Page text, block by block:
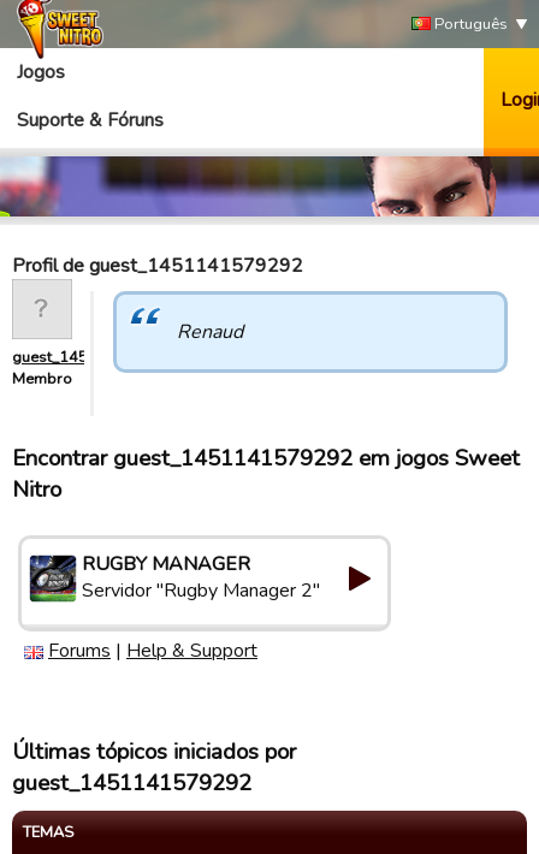
Português
Jogos
Suporte & Fóruns
Profil de guest_1451141579292
guest_1451141579292
Membro
Renaud
Encontrar guest_1451141579292 em jogos Sweet
Nitro
RUGBY MANAGER
Servidor "Rugby Manager 2"
Forums | Help & Support
Últimas tópicos iniciados por
guest_1451141579292
TEMAS